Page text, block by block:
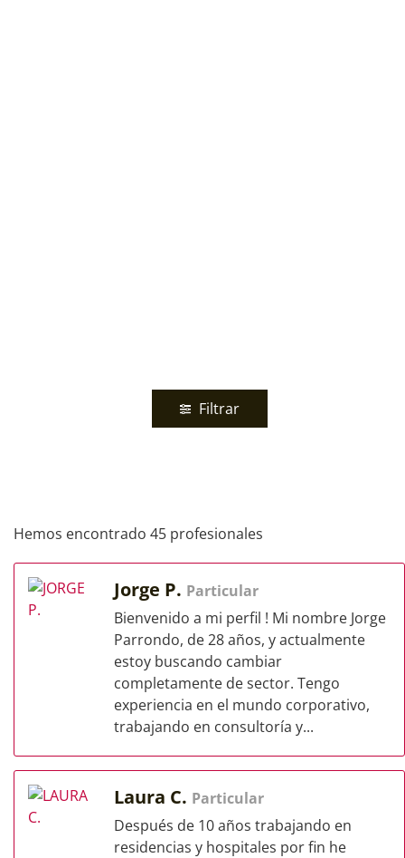
Filtrar
Hemos encontrado 45 profesionales
Jorge P. Particular
Bienvenido a mi perfil ! Mi nombre Jorge
Parrondo, de 28 años, y actualmente
estoy buscando cambiar
completamente de sector. Tengo
experiencia en el mundo corporativo,
trabajando en consultoría y...
Laura C. Particular
Después de 10 años trabajando en
residencias y hospitales por fin he